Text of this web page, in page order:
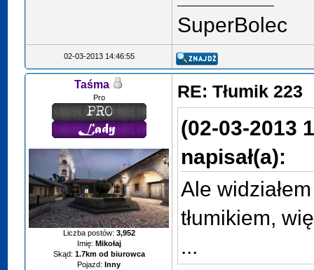
SuperBolec
02-03-2013 14:46:55
Taśma
Pro
Liczba postów: 3,952
Imię: Mikołaj
Skąd: 1.7km od biurowca
Pojazd: Inny
RE: Tłumik 223
(02-03-2013
napisał(a):
Ale
tłumikiem,
...